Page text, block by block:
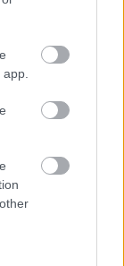
որտեղ Սև
դեմ է մի
զինվորի և
Ռեդմեյն